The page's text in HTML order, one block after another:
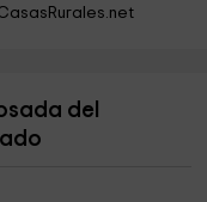
1,7 km
de la del